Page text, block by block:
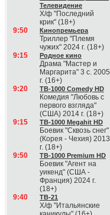
Телевидение
Х/ф "Последний
крик" (18+)
9:50
Кинопремьера
Триллер "Племя
чужих" 2024 г. (18+)
9:15
Родное кино
Драма "Мастер и
Маргарита" 3 с. 2005
г. (16+)
9:20
ТВ-1000 Comedy HD
Комедия "Любовь с
первого взгляда"
(США) 2014 г. (18+)
9:15
ТВ-1000 Megahit HD
Боевик "Сквозь снег"
(Корея - Чехия) 2013
г. (18+)
9:50
ТВ-1000 Premium HD
Боевик "Агент на
уикенд" (США -
Франция) 2024 г.
(18+)
9:40
ТВ-21
Х/ф "Итальянские